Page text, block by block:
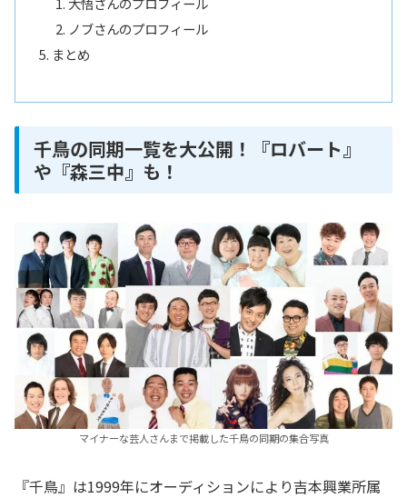
ノブさんのプロフィール
まとめ
千鳥の同期一覧を大公開！『ロバート』
や『森三中』も！
マイナーな芸人さんまで掲載した千鳥の同期の集合写真
『千鳥』は1999年にオーディションにより吉本興業所属